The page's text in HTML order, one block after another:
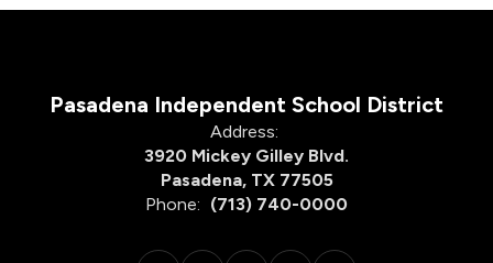
Pasadena Independent School District
Address:
3920 Mickey Gilley Blvd.
Pasadena, TX 77505
Phone: (713) 740-0000